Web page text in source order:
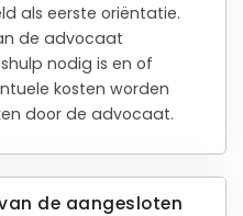
als eerste oriëntatie.
de advocaat
nodig is en of
kosten worden
door de advocaat.
de aangesloten